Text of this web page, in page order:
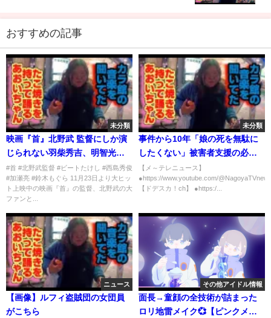
おすすめの記事
未分類
映画『首』北野武 監督にしか演
じられない羽柴秀吉、明智光秀
役・西島秀俊から聞いたラブシ
ーンの気になる裏話も 北野武監
督に“本物”と言われた男 空気階
野作品”を熱弁！
#首 #北野武監督 #ビートたけし #西島秀俊
#加瀬亮 #鈴木もぐら 11月23日より大ヒッ
ト上映中の映画『首』の監督、北野武の大
ファンと...
未分類
事件から10年「娘の死を無駄に
したくない」被害者支援の必要
性を訴え #メーテレ#ニュー
ス#アップ#強制わいせつ致死#少
年 #10年 #被害者支援
【メ～テレニュース】
●https://www.youtube.com/
【ドデスカ！ch】 ●https:/...
ニュース
【画像】ルフィ盗賊団の女団員
がこちら
その他アイドル情報
面長→童顔の全技術が詰まった
ロリ地雷メイク💞【ピンクメイ